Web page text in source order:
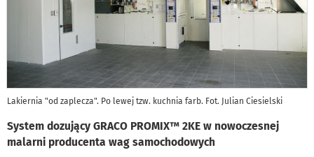
Lakiernia "od zaplecza". Po lewej tzw. kuchnia farb. Fot. Julian Ciesielski
System dozujący GRACO PROMIX™ 2KE w nowoczesnej
malarni producenta wag samochodowych